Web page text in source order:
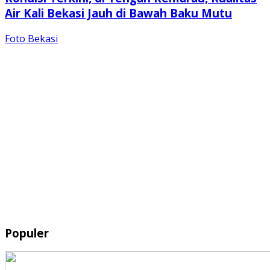
Air Kali Bekasi Jauh di Bawah Baku Mutu
Foto Bekasi
Populer